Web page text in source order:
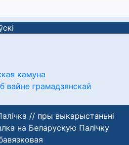
камуна
вайне грамадзянскай
// пры выкарыстаньні
на Беларускую Палічку